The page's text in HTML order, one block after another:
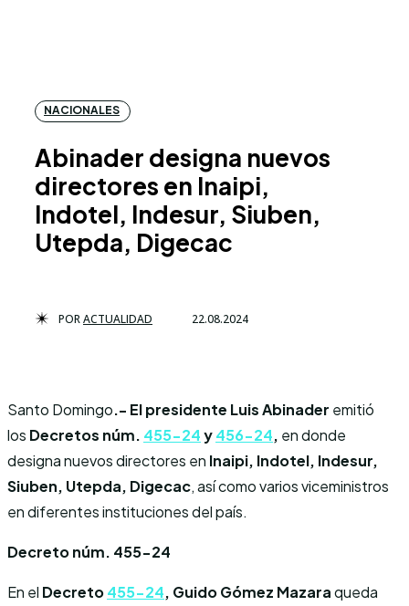
NACIONALES
Abinader designa nuevos
directores en Inaipi,
Indotel, Indesur, Siuben,
Utepda, Digecac
PORACTUALIDAD 22.08.2024
Santo Domingo.- El presidente Luis Abinader emitió
los Decretos núm. 455-24y456-24, en donde
designa nuevos directores en Inaipi, Indotel, Indesur,
Siuben, Utepda, Digecac, así como varios viceministros
en diferentes instituciones del país.
Decreto núm. 455-24
En el Decreto455-24, Guido Gómez Mazaraqueda